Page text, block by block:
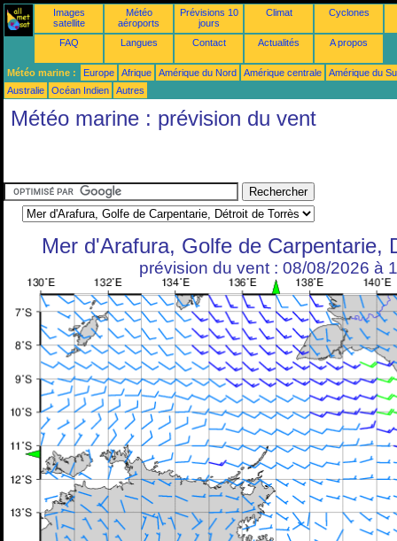
Images
satellite
Météo
aéroports
Prévisions 10
jours
Climat Cyclones
FAQ Langues Contact Actualités A propos
Météo marine : Europe Afrique Amérique du Nord Amérique centrale
Amérique du
Australie
Océan Indien Autres
Météo marine : prévision du vent
Mer d'Arafura, Golfe de Carpentarie,
prévision du vent : 08/08/2026 à